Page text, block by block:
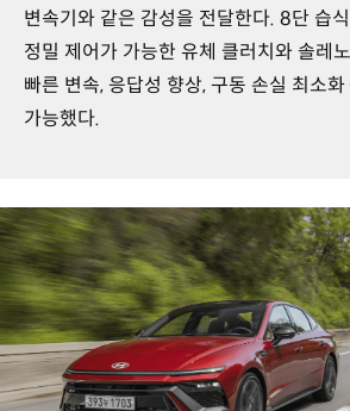
변속기와 같은 감성을 전달한다. 8단 습
정밀 제어가 가능한 유체 클러치와 솔레
빠른 변속, 응답성 향상, 구동 손실 최소화
가능했다.